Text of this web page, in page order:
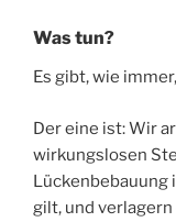
Was tun?
Es gibt, wie
Der eine ist: Wir
wirkungslosen
Lückenbebauung
gilt, und